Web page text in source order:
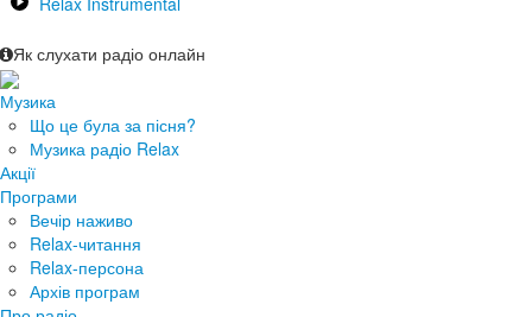
Як слухати радіо онлайн
Музика
Що це була за пісня?
Музика радіо Relax
Акції
Програми
Вечір наживо
Relax-читання
Relax-персона
Архів програм